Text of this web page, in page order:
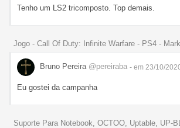
Tenho um LS2 tricomposto. Top demais.
Jogo - Call Of Duty: Infinite Warfare - PS4 -
Bruno Pereira @pereiraba - em 23/10/
Eu gostei da campanha
Suporte Para Notebook, OCTOO, Uptable, UP-